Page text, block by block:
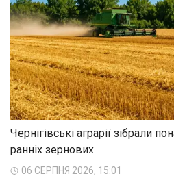
Чернігівські аграрії зібрали
ранніх зернових
06 СЕРПНЯ 2026, 15:01